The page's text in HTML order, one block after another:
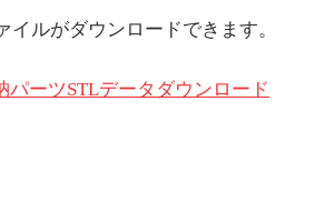
イルがダウンロードできます。
パーツSTLデータダウンロード